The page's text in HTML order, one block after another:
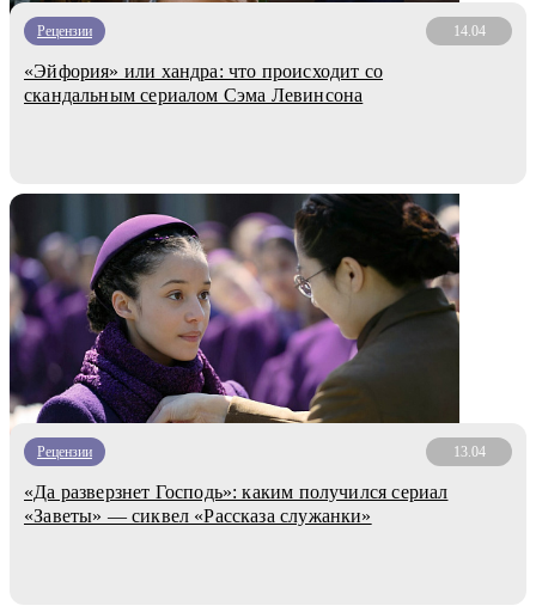
Рецензии 14.04
«Эйфория» или хандра: что происходит со
скандальным сериалом Сэма Левинсона
Рецензии 13.04
«Да разверзнет Господь»: каким получился сериал
«Заветы» — сиквел «Рассказа служанки»